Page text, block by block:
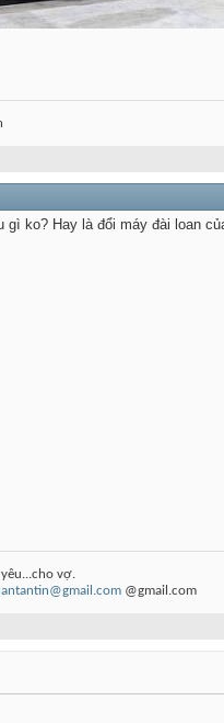
gì ko? Hay là đổi máy đài loan
vợ.
@gmail.com